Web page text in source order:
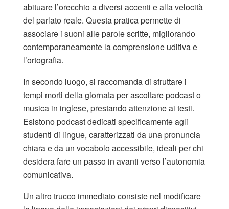
abituare l’orecchio a diversi accenti e alla velocità
del parlato reale. Questa pratica permette di
associare i suoni alle parole scritte, migliorando
contemporaneamente la comprensione uditiva e
l’ortografia.
In secondo luogo, si raccomanda di sfruttare i
tempi morti della giornata per ascoltare podcast o
musica in inglese, prestando attenzione ai testi.
Esistono podcast dedicati specificamente agli
studenti di lingue, caratterizzati da una pronuncia
chiara e da un vocabolo accessibile, ideali per chi
desidera fare un passo in avanti verso l’autonomia
comunicativa.
Un altro trucco immediato consiste nel modificare